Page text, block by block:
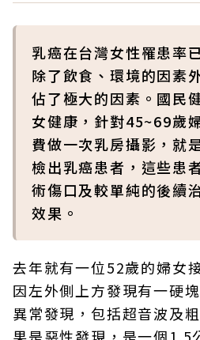
乳癌在台灣女性罹患率
除了飲食、環境的因素
佔了極大的因素。國民
女健康，針對45~69歲
費做一次乳房攝影，就
檢出乳癌患者，這些患
術傷口及較單純的後續
效果。
去年就有一位52歲的婦女
因左外側上方發現有一硬
異常發現，包括超音波及